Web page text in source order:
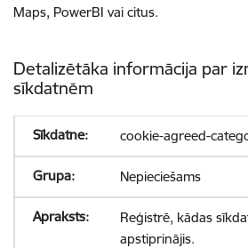
Maps, PowerBI vai citus.
Detalizētāka informācija par
sīkdatnēm
cookie-agreed-
Nepieciešams
Reģistrē, kādas
apstiprinājis.